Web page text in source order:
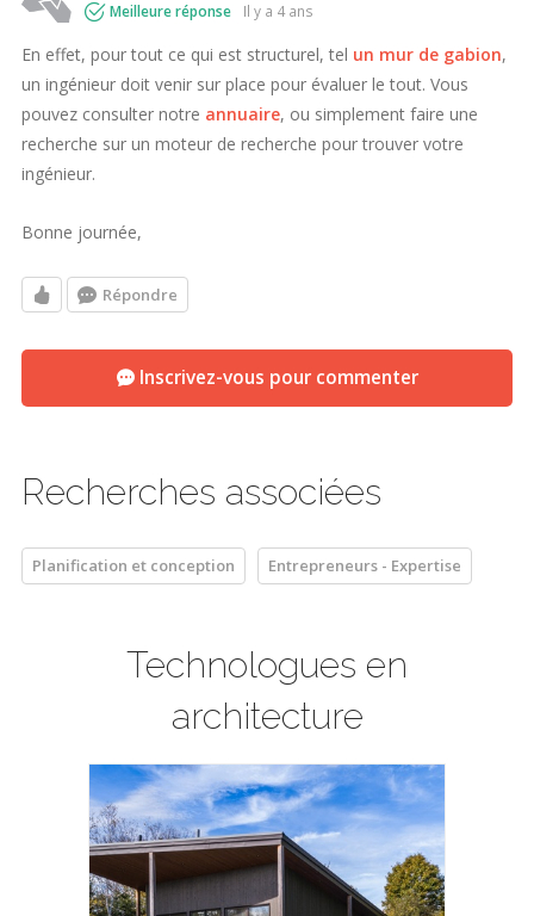
Meilleure réponse il y a 4 ans
En effet, pour tout ce qui est structurel, tel un mur de gabion,
un ingénieur doit venir sur place pour évaluer le tout. Vous
pouvez consulter notre annuaire, ou simplement faire une
recherche sur un moteur de recherche pour trouver votre
ingénieur.
Bonne journée,
Répondre
Inscrivez-vous pour commenter
Recherches associées
Planification et conception Entrepreneurs - Expertise
Technologues en
architecture